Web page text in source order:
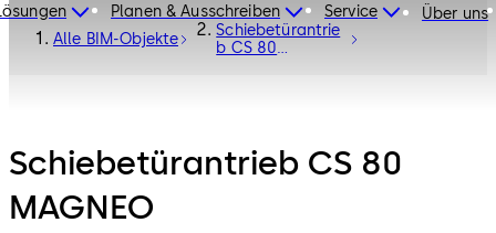
Planen & Ausschreiben Service
Über uns
Alle BIM-Objekte
Schiebetürantrie
b CS 80
Schiebetürantrieb CS 80
MAGNEO